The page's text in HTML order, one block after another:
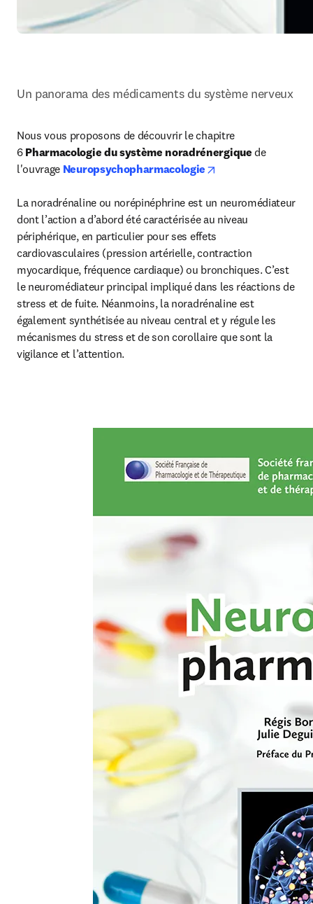
Un panorama des médicaments du système nerveux
Nous vous proposons de découvrir le chapitre
6 Pharmacologie du système noradrénergique de
l'ouvrage Neuropsychopharmacologie
La noradrénaline ou norépinéphrine est un neuromédiateur
dont l’action a d’abord été caractérisée au niveau
périphérique, en particulier pour ses effets
cardiovasculaires (pression artérielle, contraction
myocardique, fréquence cardiaque) ou bronchiques. C’est
le neuromédiateur principal impliqué dans les réactions de
stress et de fuite. Néanmoins, la noradrénaline est
également synthétisée au niveau central et y régule les
mécanismes du stress et de son corollaire que sont la
vigilance et l’attention.